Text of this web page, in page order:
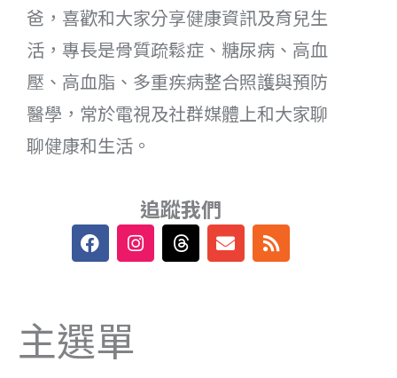
爸，喜歡和大家分享健康資訊及育兒生
活，專長是骨質疏鬆症、糖尿病、高血
壓、高血脂、多重疾病整合照護與預防
醫學，常於電視及社群媒體上和大家聊
聊健康和生活。
追蹤我們
F
a
c
o
o
k
I
n
s
T
h
r
E
n
v
R
s
s
主選單